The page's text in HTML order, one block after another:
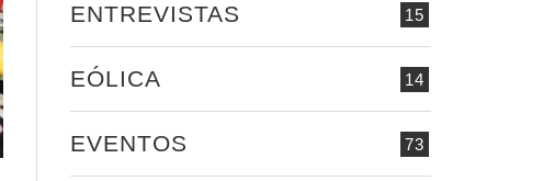
15
ENTREVISTAS
14
EÓLICA
73
EVENTOS